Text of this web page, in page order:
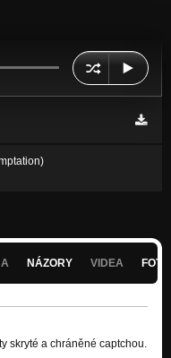
NÁZORY VIDEA
skryté a chráněné captchou.